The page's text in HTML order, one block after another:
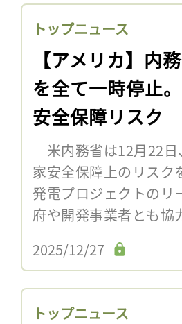
トップニュース
【アメリカ】内
を全て一時停止
安全保障リスク
米内務省は12月22日
家安全保障上のリスク
発電プロジェクトのリ
府や開発事業者とも協
2025/12/27
トップニュース